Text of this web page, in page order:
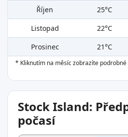
Říjen
25°C
Listopad
22°C
Prosinec
21°C
* Kliknutím na měsíc zobrazíte
Stock Island:
počasí